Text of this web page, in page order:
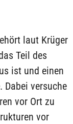
laut Krüger
Teil des
ist und einen
Dabei versuche
vor Ort zu
vor